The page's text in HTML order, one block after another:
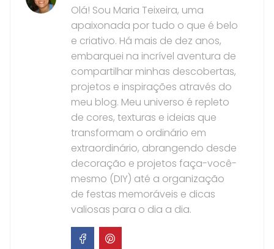
Olá! Sou Maria Teixeira, uma
apaixonada por tudo o que é belo
e criativo. Há mais de dez anos,
embarquei na incrível aventura de
compartilhar minhas descobertas,
projetos e inspirações através do
meu blog. Meu universo é repleto
de cores, texturas e ideias que
transformam o ordinário em
extraordinário, abrangendo desde
decoração e projetos faça-você-
mesmo (DIY) até a organização
de festas memoráveis e dicas
valiosas para o dia a dia.